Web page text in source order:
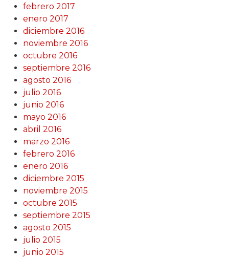
febrero 2017
enero 2017
diciembre 2016
noviembre 2016
octubre 2016
septiembre 2016
agosto 2016
julio 2016
junio 2016
mayo 2016
abril 2016
marzo 2016
febrero 2016
enero 2016
diciembre 2015
noviembre 2015
octubre 2015
septiembre 2015
agosto 2015
julio 2015
junio 2015